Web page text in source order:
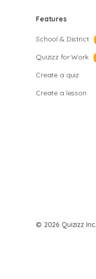
Features
School & District
Quizizz for Work
Create a quiz
Create a lesson
© 2026 Quizizz Inc.